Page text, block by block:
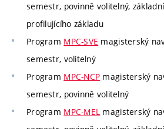
semestr, povinně volitelný,
profilujícího základu
Program MPC-SVE magisterský
semestr, volitelný
Program MPC-NCP magisterský
semestr, povinně volitelný
Program MPC-MEL magisterský